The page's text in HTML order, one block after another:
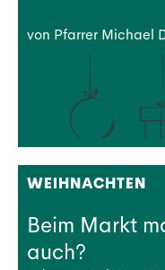
von Pfarrer Michael
WEIHNACHTEN
Beim Markt
auch?